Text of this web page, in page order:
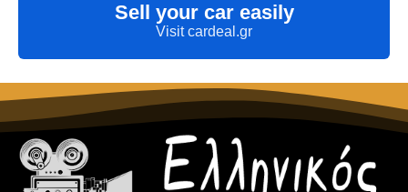
Sell your car easily
Visit cardeal.gr